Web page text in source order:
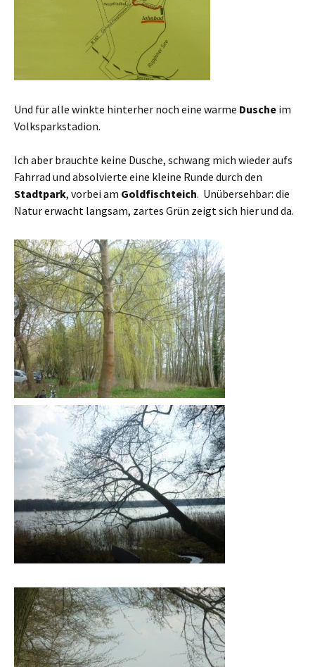
Und für alle winkte hinterher noch eine warme Dusche im
Volksparkstadion.
Ich aber brauchte keine Dusche, schwang mich wieder aufs
Fahrrad und absolvierte eine kleine Runde durch den
Stadtpark, vorbei am Goldfischteich. Unübersehbar: die
Natur erwacht langsam, zartes Grün zeigt sich hier und da.